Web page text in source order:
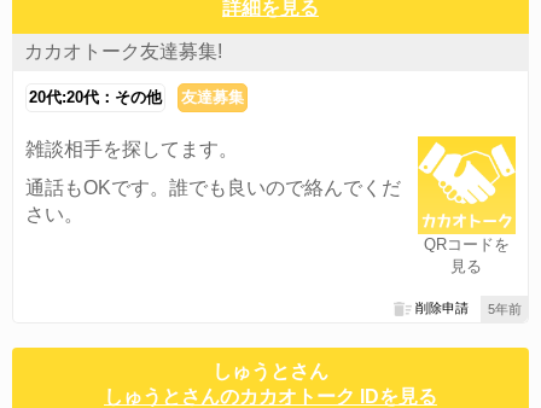
詳細を見る
カカオトーク友達募集!
20代:20代：その他 友達募集
QRコードを
見る
雑談相手を探してます。
通話もOKです。誰でも良いので絡んでくだ
さい。
5年前
削除申請
しゅうとさん
しゅうとさんのカカオトーク IDを見る